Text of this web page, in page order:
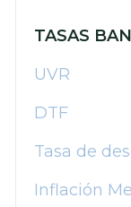
TASAS
UVR
DTF
Tasa de
Inflación